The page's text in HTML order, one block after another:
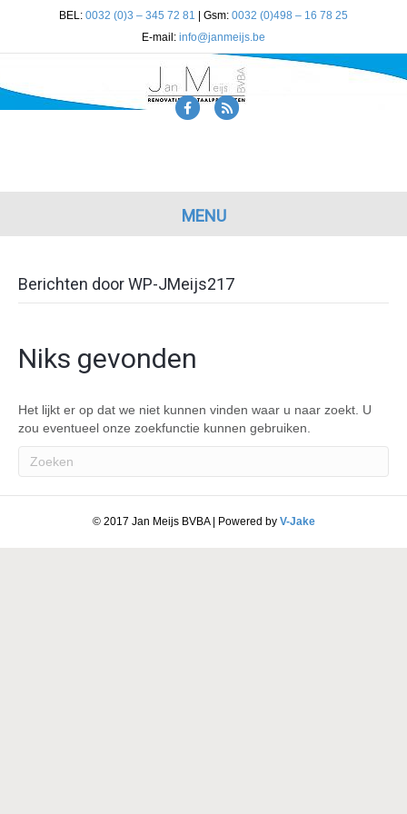
BEL: 0032 (0)3 – 345 72 81 | Gsm: 0032 (0)498 – 16 78 25
E-mail: info@janmeijs.be
F
b
o
k
R
MENU
Berichten door WP-JMeijs217
Niks gevonden
Het lijkt er op dat we niet kunnen vinden waar u naar zoekt. U
zou eventueel onze zoekfunctie kunnen gebruiken.
© 2017 Jan Meijs BVBA | Powered by V-Jake